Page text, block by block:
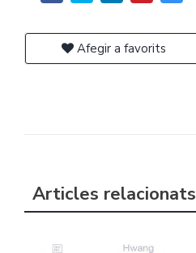
Afegir a favorits
Articles relacionats